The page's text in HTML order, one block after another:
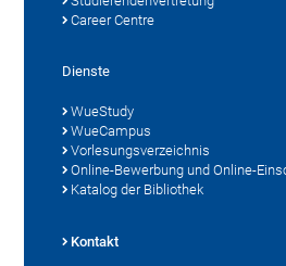
Career Centre
Dienste
WueStudy
WueCampus
Vorlesungsverzeichnis
Online-Bewerbung und Online-
Katalog der Bibliothek
Kontakt